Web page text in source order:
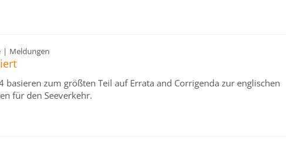
| Meldungen
basieren zum größten Teil auf Errata and Corrigenda zur englischen
für den Seeverkehr.